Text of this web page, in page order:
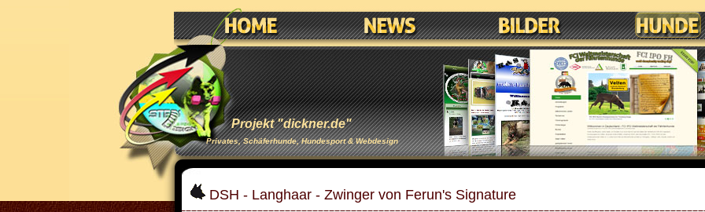
Projekt "dickner.de"
Privates, Schäferhunde, Hundesport & Webdesign
DSH - Langhaar - Zwinger von Ferun's Signature